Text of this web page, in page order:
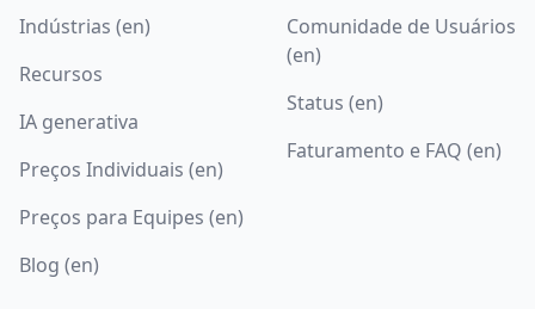
Indústrias (en)
Recursos
IA generativa
Preços Individuais (en)
Preços para Equipes (en)
Blog (en)
Comunidade de Usuários
(en)
Status (en)
Faturamento e FAQ (en)